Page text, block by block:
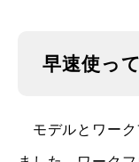
早速使っ
モデルとワーク